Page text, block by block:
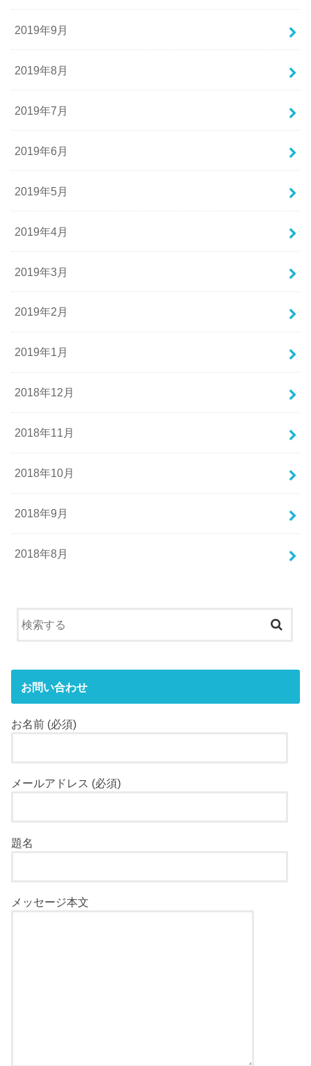
2019年9月
2019年8月
2019年7月
2019年6月
2019年5月
2019年4月
2019年3月
2019年2月
2019年1月
2018年12月
2018年11月
2018年10月
2018年9月
2018年8月
お問い合わせ
お名前 (必須)
メールアドレス (必須)
題名
メッセージ本文